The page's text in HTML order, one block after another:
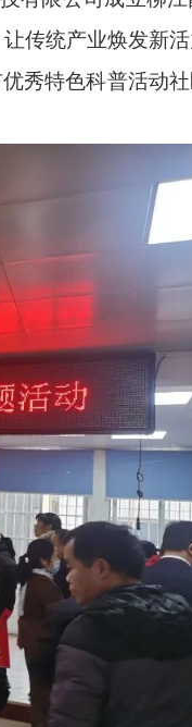
传统产业焕发新
秀特色科普活动